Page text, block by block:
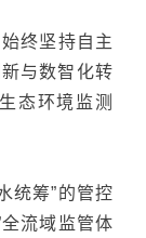
始终坚持自主
与数智化转
态环境监测
统筹”的管控
流域监管体